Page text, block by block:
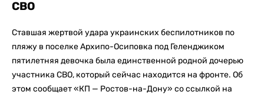
СВО
Ставшая жертвой удара украинских беспилотников по
пляжу в поселке Архипо-Осиповка под Геленджиком
пятилетняя девочка была единственной родной дочерью
участника СВО, который сейчас находится на фронте. Об
этом сообщает «КП — Ростов-на-Дону» со ссылкой на